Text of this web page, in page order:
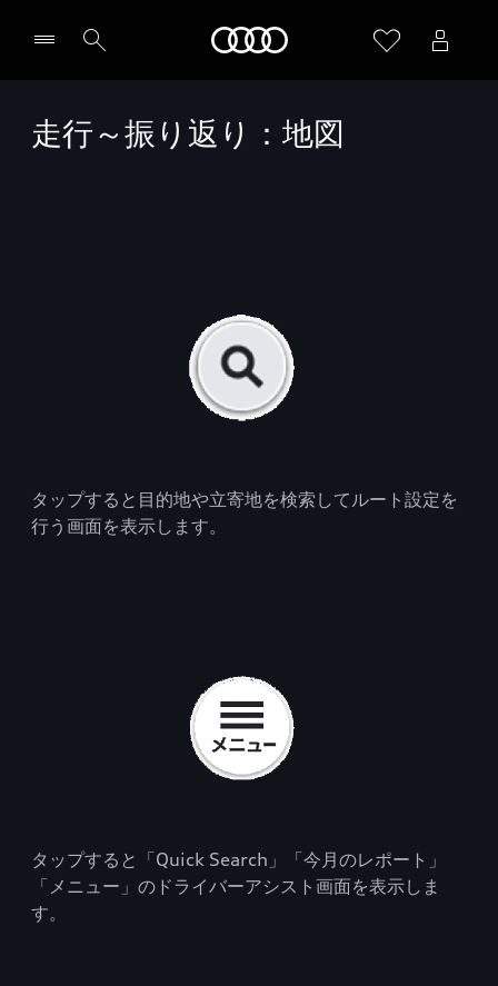
走行～振り返り：地図
タップすると目的地や立寄地を検索してルート設定を
行う画面を表示します。
タップすると「Quick Search」「今月のレポート」
「メニュー」のドライバーアシスト画面を表示しま
す。